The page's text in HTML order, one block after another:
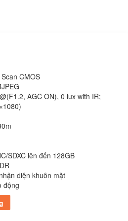
CMOS
AGC ON), 0 lux with IR;
SDXC lên đến 128GB
diện khuôn mặt
động